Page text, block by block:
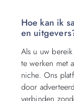
Hoe kan ik
en
Als u uw
te werken met
niche. Ons
door